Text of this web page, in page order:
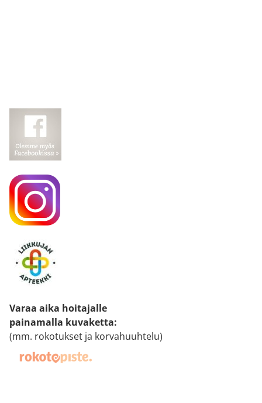
Varaa aika hoitajalle
painamalla kuvaketta:
(mm. rokotukset ja korvahuuhtelu)